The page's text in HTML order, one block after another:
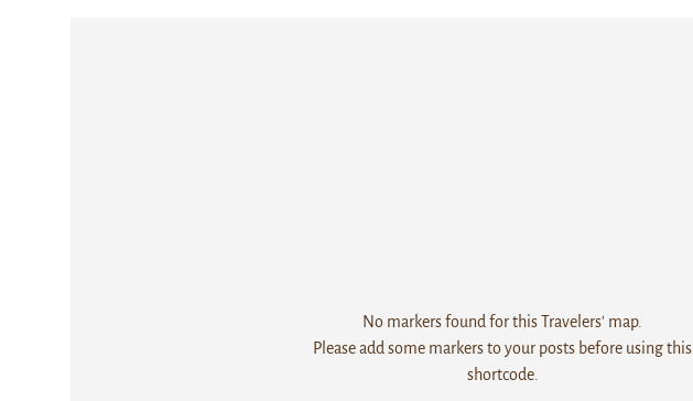
No markers found for this Travelers' map.
Please add some markers to your posts before using this
shortcode.